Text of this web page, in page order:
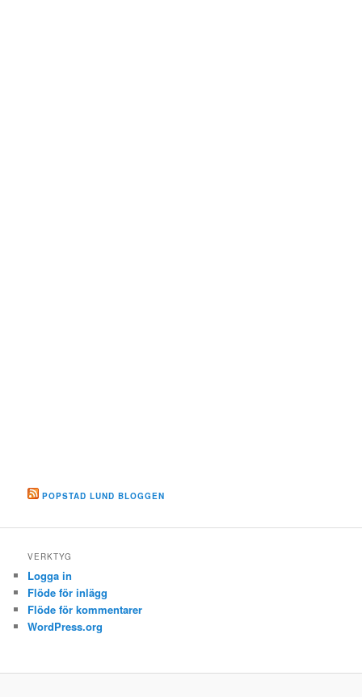
POPSTAD LUND BLOGGEN
VERKTYG
Logga in
Flöde för inlägg
Flöde för kommentarer
WordPress.org